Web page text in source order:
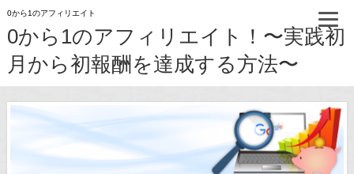
0から1のアフィリエイト
0から1のアフィリエイト！〜実践初
月から初報酬を達成する方法〜